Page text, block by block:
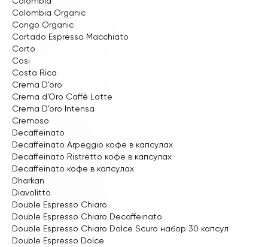
Colombia Organic
Congo Organic
Cortado Espresso Macchiato
Corto
Cosi
Costa Rica
Crema D’oro
Crema d’Oro Caffè Latte
Crema D’oro Intensa
Cremoso
Decaffeinato
Decaffeinato Arpeggio кофе в капсулах
Decaffeinato Ristretto кофе в капсулах
Decaffeinato кофе в капсулах
Dharkan
Diavolitto
Double Espresso Chiaro
Double Espresso Chiaro Decaffeinato
Double Espresso Chiaro Dolce Scuro набор 30 капсул
Double Espresso Dolce